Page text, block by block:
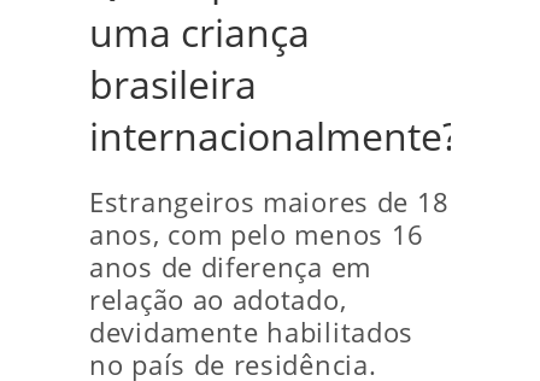
uma criança
brasileira
internacionalmente?
Estrangeiros maiores de 18
anos, com pelo menos 16
anos de diferença em
relação ao adotado,
devidamente habilitados
no país de residência.